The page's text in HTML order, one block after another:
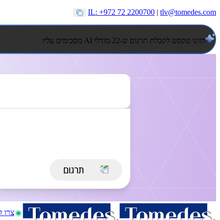
IL: +972 72 2200700 | tlv@tomedes.com
הזינו טקסט לקבלת תרגום ש-22 מודלי AI מסכימים עליו
צרו